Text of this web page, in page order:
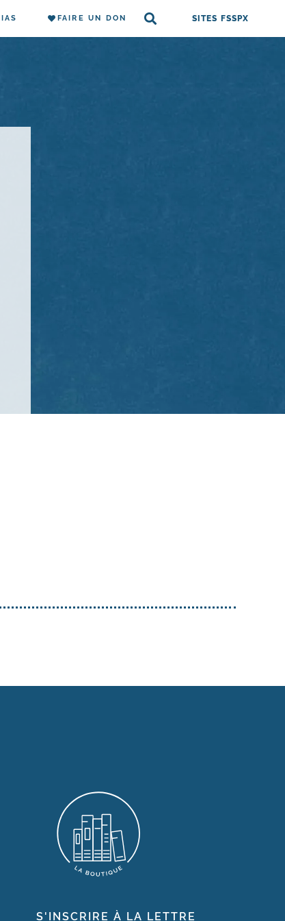
FAIRE UN DON SITES FSSPX
S'INSCRIRE À LA LETTRE